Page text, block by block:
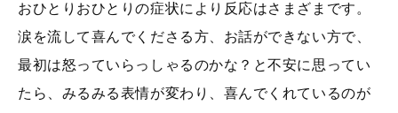
おひとりおひとりの症状により反応はさまざまです。
涙を流して喜んでくださる方、お話ができない方で、
最初は怒っていらっしゃるのかな？と不安に思ってい
たら、みるみる表情が変わり、喜んでくれているのが